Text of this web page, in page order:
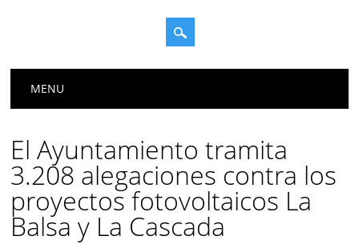
Menú principal
MENU
El Ayuntamiento tramita
3.208 alegaciones contra los
proyectos fotovoltaicos La
Balsa y La Cascada